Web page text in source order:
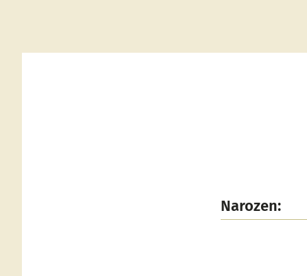
Narozen: